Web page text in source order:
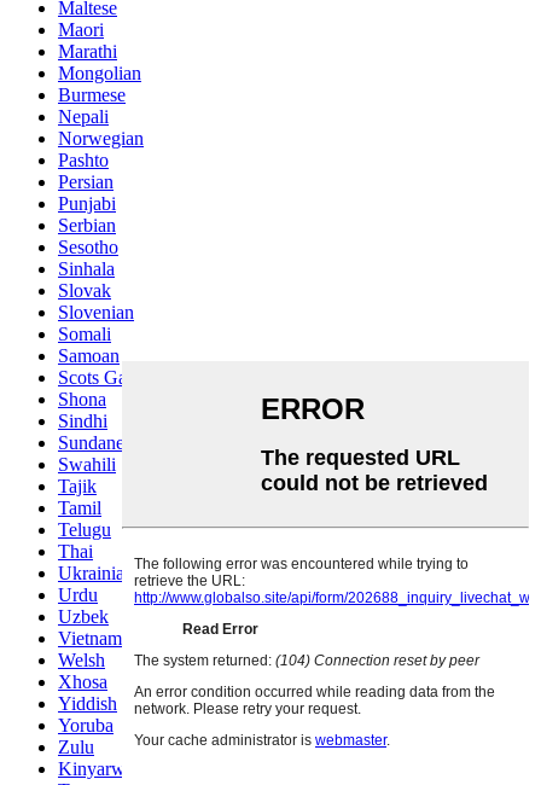
Maltese
Maori
Marathi
Mongolian
Burmese
Nepali
Norwegian
Pashto
Persian
Punjabi
Serbian
Sesotho
Sinhala
Slovak
Slovenian
Somali
Samoan
Scots Gaelic
Shona
Sindhi
Sundanese
Swahili
Tajik
Tamil
Telugu
Thai
Ukrainian
Urdu
Uzbek
Vietnamese
Welsh
Xhosa
Yiddish
Yoruba
Zulu
Kinyarwanda